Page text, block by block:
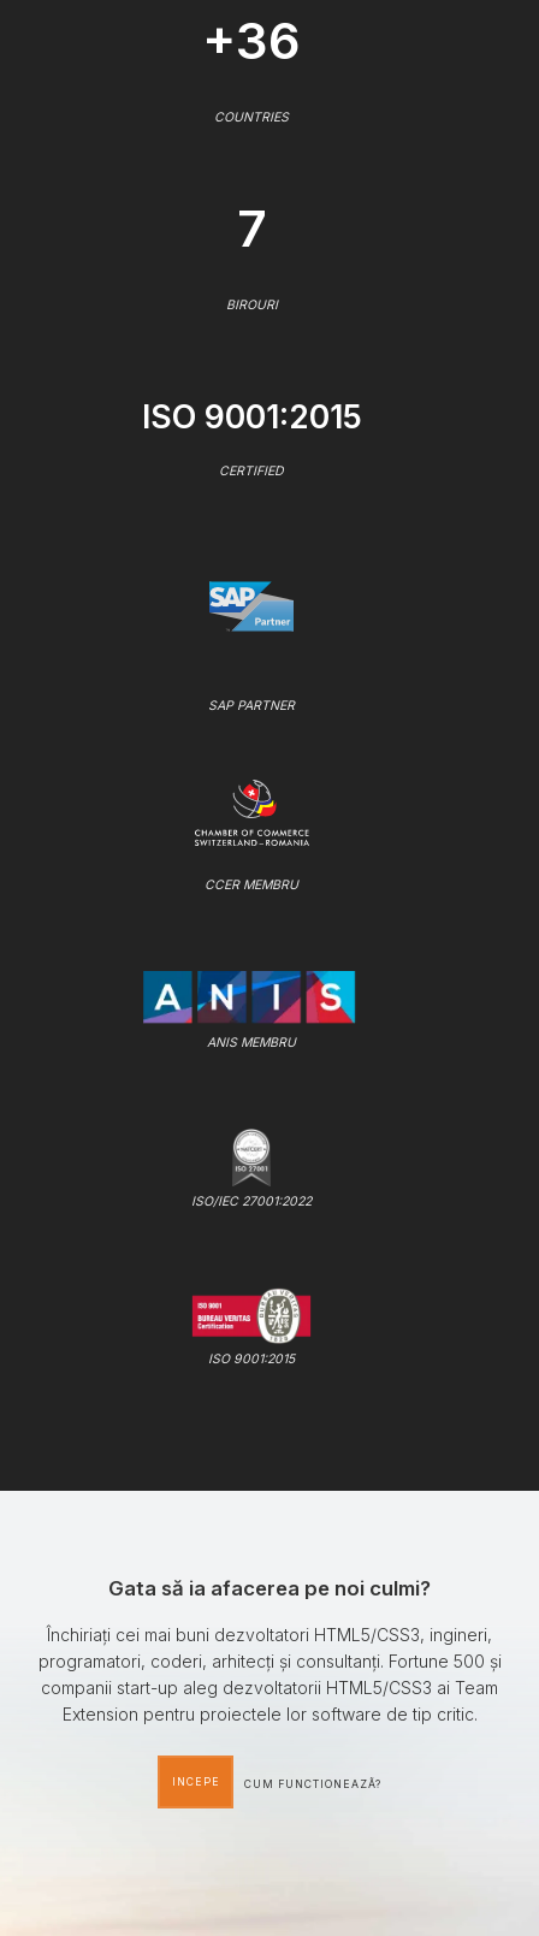
+36
COUNTRIES
7
BIROURI
ISO 9001:2015
CERTIFIED
SAP PARTNER
CCER MEMBRU
ANIS MEMBRU
ISO/IEC 27001:2022
ISO 9001:2015
Gata să ia afacerea pe noi culmi?
Închiriați cei mai buni dezvoltatori HTML5/CSS3, ingineri,
programatori, coderi, arhitecți și consultanți. Fortune 500 și
companii start-up aleg dezvoltatorii HTML5/CSS3 ai Team
Extension pentru proiectele lor software de tip critic.
INCEPE CUM FUNCTIONEAZÃ?